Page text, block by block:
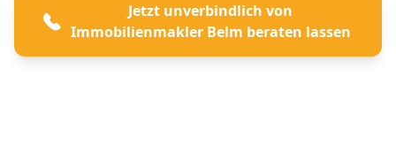
Jetzt unverbindlich von
Immobilienmakler Belm beraten lassen